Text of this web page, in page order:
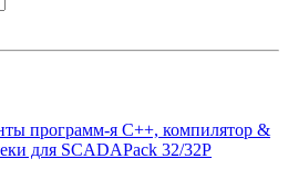
программ-я C++, компилятор &
для SCADAPack 32/32P